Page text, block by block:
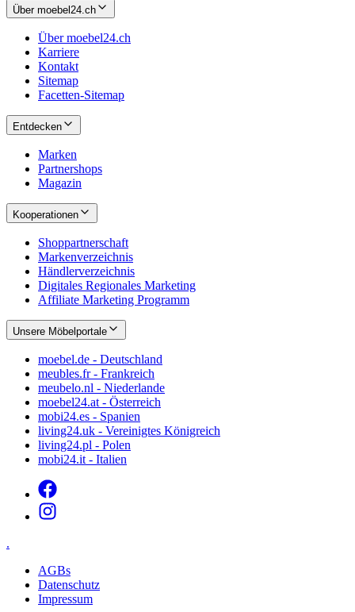
Über moebel24.ch
Über moebel24.ch
Karriere
Kontakt
Sitemap
Facetten-Sitemap
Entdecken
Marken
Partnershops
Magazin
Kooperationen
Shoppartnerschaft
Markenverzeichnis
Händlerverzeichnis
Digitales Regionales Marketing
Affiliate Marketing Programm
Unsere Möbelportale
moebel.de - Deutschland
meubles.fr - Frankreich
meubelo.nl - Niederlande
moebel24.at - Österreich
mobi24.es - Spanien
living24.uk - Vereinigtes Königreich
living24.pl - Polen
mobi24.it - Italien
.
AGBs
Datenschutz
Impressum